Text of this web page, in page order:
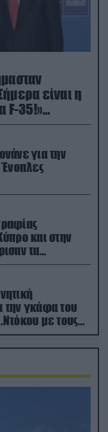
είναι η
F-35!»
για την
Ένοπλες
και στην
τα
την γκάφα του
με τους